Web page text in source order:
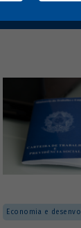
Economia e